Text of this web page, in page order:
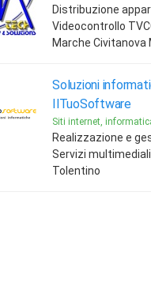
Distribuzione
Videocontrollo
Marche Civitanova
Soluzioni
IlTuoSoftware
Siti internet,
Realizzazione e
Servizi
Tolentino